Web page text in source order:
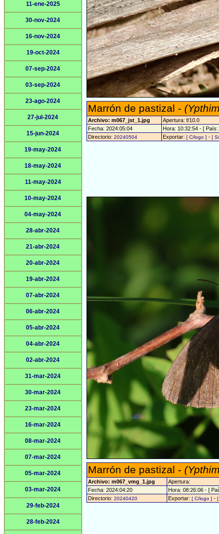
11-ene-2025
30-nov-2024
16-nov-2024
19-oct-2024
07-sep-2024
03-sep-2024
23-ago-2024
27-jul-2024
15-jun-2024
19-may-2024
18-may-2024
11-may-2024
10-may-2024
04-may-2024
28-abr-2024
21-abr-2024
20-abr-2024
19-abr-2024
07-abr-2024
06-abr-2024
05-abr-2024
04-abr-2024
02-abr-2024
31-mar-2024
30-mar-2024
23-mar-2024
16-mar-2024
08-mar-2024
07-mar-2024
05-mar-2024
03-mar-2024
29-feb-2024
28-feb-2024
Marrón de pastizal -
Archivo: m067_jst_1.jpg
Apertura: f/10.0
Fecha: 2024:05:04
Hora: 10:32:54 - [ País:
Directorio: 20240504 Exportar: [ C/logo ] - [
Marrón de pastizal -
Archivo: m067_vmg_1.jpg
Apertura:
Fecha: 2024:04:20
Hora: 08:26:06 - [
Directorio: 20240420 Exportar: [ C/logo ] -